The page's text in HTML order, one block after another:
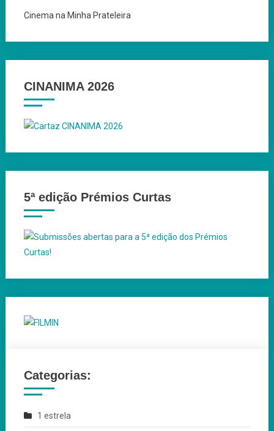
Cinema na Minha Prateleira
CINANIMA 2026
5ª edição Prémios Curtas
Categorias:
1 estrela